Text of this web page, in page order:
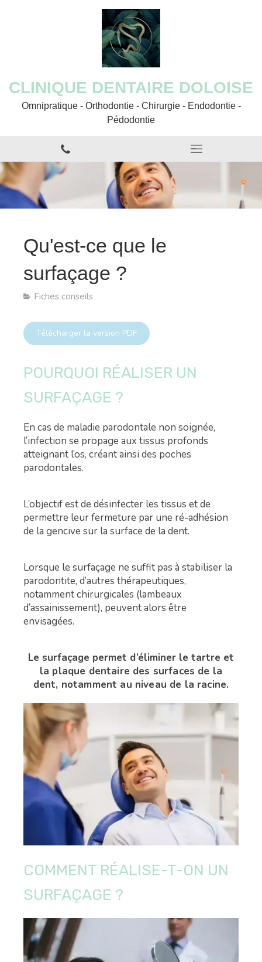
CLINIQUE DENTAIRE DOLOISE
Omnipratique - Orthodontie - Chirurgie - Endodontie -
Pédodontie
Qu'est-ce que le
surfaçage ?
Fiches conseils
Télécharger la version PDF
POURQUOI RÉALISER UN
SURFAÇAGE ?
En cas de maladie parodontale non soignée,
l’infection se propage aux tissus profonds
atteignant l’os, créant ainsi des poches
parodontales.
L’objectif est de désinfecter les tissus et de
permettre leur fermeture par une ré-adhésion
de la gencive sur la surface de la dent.
Lorsque le surfaçage ne suffit pas à stabiliser la
parodontite, d’autres thérapeutiques,
notamment chirurgicales (lambeaux
d’assainissement), peuvent alors être
envisagées.
Le surfaçage permet d’éliminer le tartre et
la plaque dentaire des surfaces de la
dent, notamment au niveau de la racine.
COMMENT RÉALISE-T-ON UN
SURFAÇAGE ?